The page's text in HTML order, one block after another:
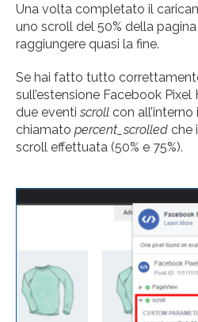
Una volta completato il
uno scroll del 50% della
raggiungere quasi la fine.
Se hai fatto tutto
sull’estensione Facebook
due eventi scroll con
chiamato percent_scrolled che
scroll effettuata (50% e 75%).